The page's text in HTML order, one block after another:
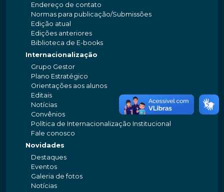
Endereço de contato
Normas para publicação/Submissões
Edição atual
Edições anteriores
Biblioteca de E-books
Internacionalização
Grupo Gestor
Plano Estratégico
Orientações aos alunos
Editais
Notícias
Convênios
Política de Internacionalização Institucional
Fale conosco
Novidades
Destaques
Eventos
Galeria de fotos
Notícias